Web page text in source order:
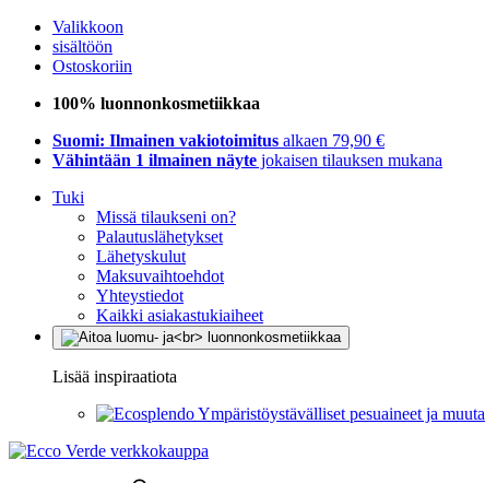
Valikkoon
sisältöön
Ostoskoriin
100% luonnonkosmetiikkaa
Suomi: Ilmainen vakiotoimitus alkaen 79,90 €
Vähintään 1 ilmainen näyte jokaisen tilauksen mukana
Tuki
Missä tilaukseni on?
Palautuslähetykset
Lähetyskulut
Maksuvaihtoehdot
Yhteystiedot
Kaikki asiakastukiaiheet
Lisää inspiraatiota
Ympäristöystävälliset pesuaineet ja muuta